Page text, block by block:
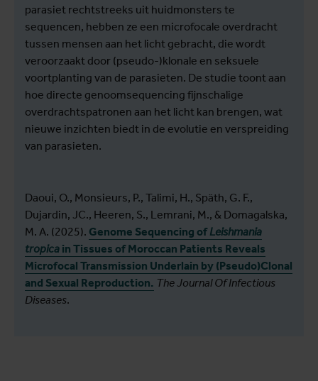
parasiet rechtstreeks uit huidmonsters te
sequencen, hebben ze een microfocale overdracht
tussen mensen aan het licht gebracht, die wordt
veroorzaakt door (pseudo-)klonale en seksuele
voortplanting van de parasieten. De studie toont aan
hoe directe genoomsequencing fijnschalige
overdrachtspatronen aan het licht kan brengen, wat
nieuwe inzichten biedt in de evolutie en verspreiding
van parasieten.
Daoui, O., Monsieurs, P., Talimi, H., Späth, G. F.,
Dujardin, JC., Heeren, S., Lemrani, M., & Domagalska,
M. A. (2025). Genome Sequencing ofLeishmania
tropica in Tissues of Moroccan Patients Reveals
Microfocal Transmission Underlain by (Pseudo)Clonal
and Sexual Reproduction. The Journal Of Infectious
Diseases.